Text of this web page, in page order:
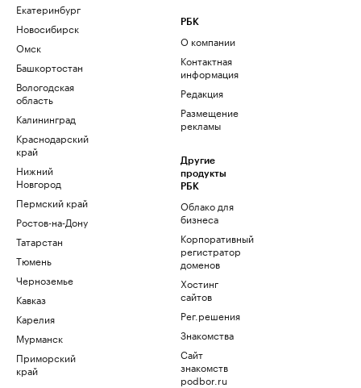
Екатеринбург
Новосибирск
Омск
Башкортостан
Вологодская
область
Калининград
Краснодарский
край
Нижний
Новгород
Пермский край
Ростов-на-Дону
Татарстан
Тюмень
Черноземье
Кавказ
Карелия
Мурманск
Приморский
край
РБК
О компании
Контактная
информация
Редакция
Размещение
рекламы
Другие
продукты
РБК
Облако для
бизнеса
Корпоративный
регистратор
доменов
Хостинг
сайтов
Рег.решения
Знакомства
Сайт
знакомств
podbor.ru